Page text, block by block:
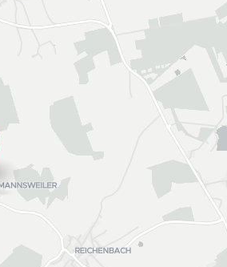
Gartenfräse / Grubber
Aufsitzmäher
Mähroboter
Freischneider
Heckenscheren
Laubbläser &
Schneefräsen